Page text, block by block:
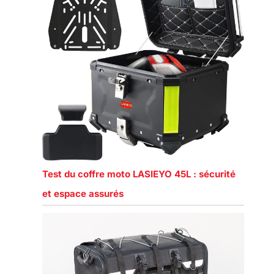
Test du coffre moto LASIEYO 45L : sécurité
et espace assurés